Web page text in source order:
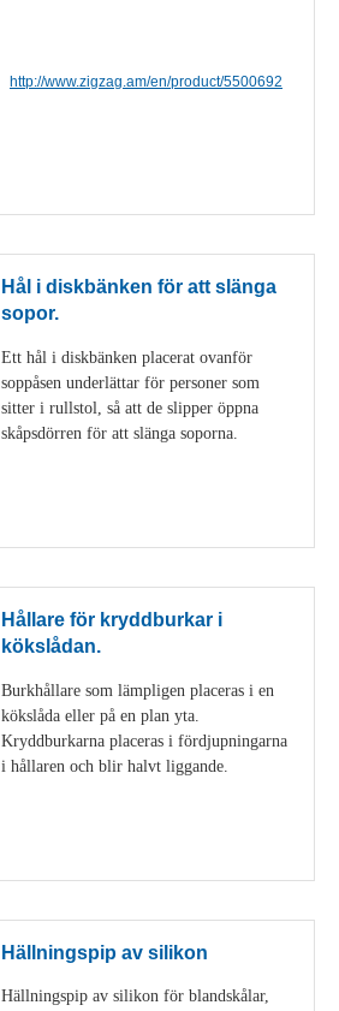
http://www.zigzag.am/en/product/5500692
Hål i diskbänken för att slänga
sopor.
Ett hål i diskbänken placerat ovanför
soppåsen underlättar för personer som
sitter i rullstol, så att de slipper öppna
skåpsdörren för att slänga soporna.
Hållare för kryddburkar i
kökslådan.
Burkhållare som lämpligen placeras i en
kökslåda eller på en plan yta.
Kryddburkarna placeras i fördjupningarna
i hållaren och blir halvt liggande.
Hällningspip av silikon
Hällningspip av silikon för blandskålar,